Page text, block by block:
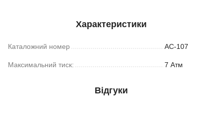
Характеристики
Каталожний номер АС-107
Максимальний тиск: 7 Атм
Відгуки